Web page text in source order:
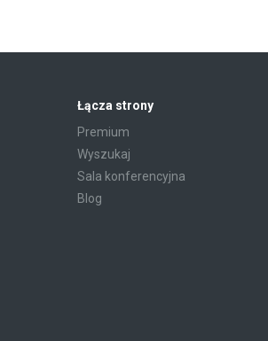
Łącza strony
Premium
Wyszukaj
Sala konferencyjna
Blog